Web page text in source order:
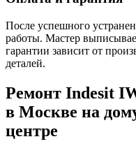
После успешного
работы. Мастер
гарантии зависит от
деталей.
Ремонт Indesit
в Москве на
центре